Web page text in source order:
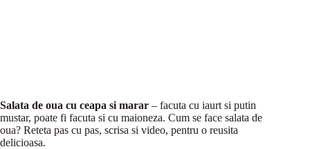
Salata de oua cu ceapa si marar – facuta cu iaurt si putin
mustar, poate fi facuta si cu maioneza. Cum se face salata de
oua? Reteta pas cu pas, scrisa si video, pentru o reusita
delicioasa.